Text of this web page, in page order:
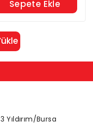
Sepete Ekle
Yıldırım/Bursa